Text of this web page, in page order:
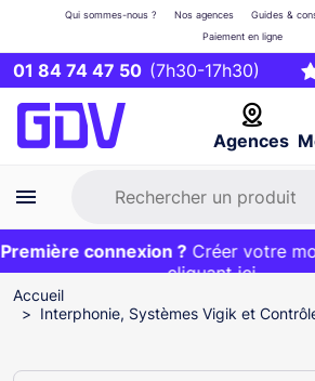
01 84 74 47 50 (7h30-17h30)
Agences
Qui sommes-nous ? Nos agences Guides &
Paiement en ligne
Première commande ?20€
et livraison 24/48h gratuite avec
connexion ? Créer votre mot
cliquant ici
EXCLU WEB :
Accueil
Interphonie, Systèmes Vigik et